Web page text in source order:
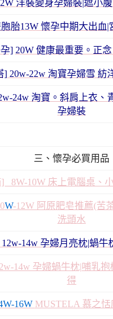
洋裝變身孕婦裝|遮小
胎13W 懷孕中期大出血|
] 20W 健康最重要。正念
] 20w-22w 淘寶孕婦雪 紡
24w 淘寶。斜肩上衣、
孕婦裝
三、懷孕必買用品
8W-10W 床上電腦桌、
W-12W 阿原肥皂推薦(苦
洗頭水
14w 孕婦月亮枕|蝸牛
14w 孕婦蝸牛枕|哺乳
得
16W MUSTELA 慕之